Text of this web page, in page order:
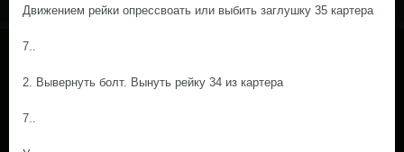
Движением рейки опрессвоать или выбить заглушку 35 картера
7..
2. Вывернуть болт. Вынуть рейку 34 из картера
7..